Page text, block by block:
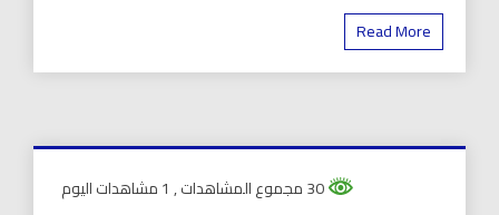
Read More
, 1 مشاهدات اليوم